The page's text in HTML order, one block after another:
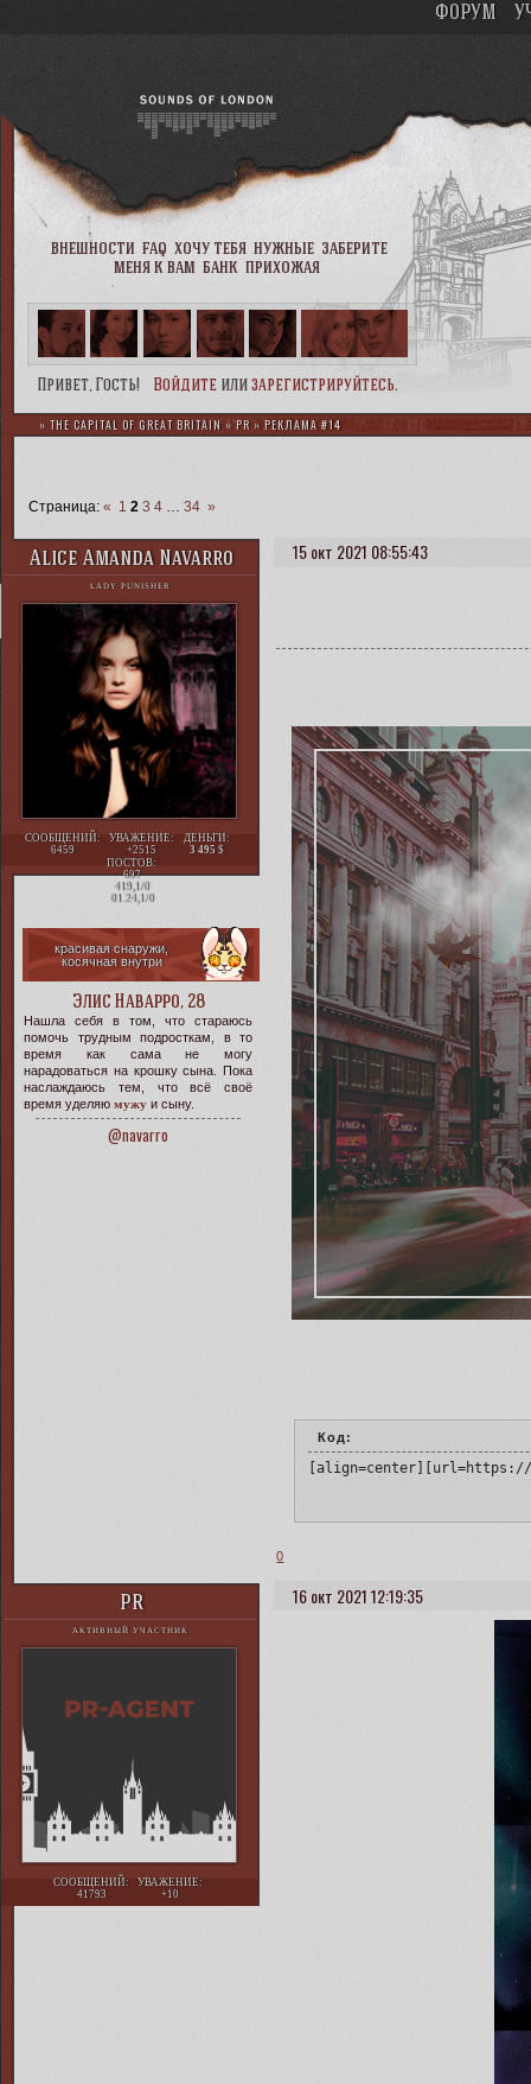
внешности faq хочу тебя нужные заберите
меня к вам банк прихожая
ФОРУМ
Привет, Гость! Войдитеили зарегистрируйтесь.
» THE CAPITAL OF GREAT BRITAIN »PR » РЕКЛАМА #14
Страница: « 1 2 3 4 34 »
15 окт 2021 08:55:43
Alice Amanda Navarro
LADY PUNISHER
СООБЩЕНИЙ:
6459
УВАЖЕНИЕ:
+2515
ДЕНЬГИ:
3 495
ПОСТОВ:
697
419,1/0
01.24,1/0
красивая снаружи,
косячная внутри
Элис Наварро, 28
Нашла себя в том, что стараюсь
помочь трудным подросткам, в то
время как сама не могу
нарадоваться на крошку сына. Пока
наслаждаюсь тем, что всё своё
время уделяю мужу и сыну.
@navarro
Код:
0
16 окт 2021 12:19:35
PR
АКТИВНЫЙ УЧАСТНИК
СООБЩЕНИЙ:
41793
УВАЖЕНИЕ:
+10